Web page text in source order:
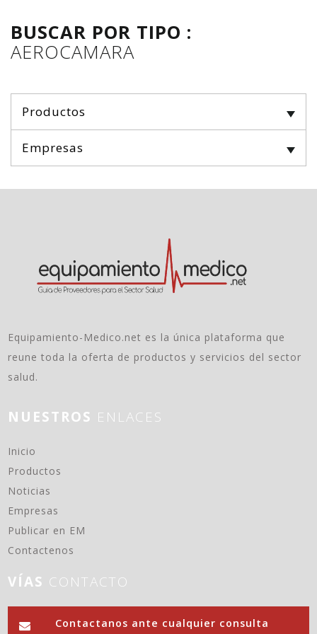
BUSCAR POR TIPO :
AEROCAMARA
Productos
Empresas
Equipamiento-Medico.net es la única plataforma que
reune toda la oferta de productos y servicios del sector
salud.
NUESTROS ENLACES
Inicio
Productos
Noticias
Empresas
Publicar en EM
Contactenos
VÍAS CONTACTO
Contactanos ante cualquier consulta